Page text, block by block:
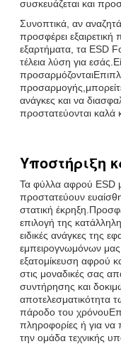
συσκευάζεται και
Συνοπτικά, αν
προσφέρει
εξαρτήματα, τα ESD
τέλεια λύση για
ανάγκες και να
προστατεύονται καλά
Υποστήριξη
Τα φύλλα αφρού ESD
προστατεύουν
στατική
επιλογή της
ειδικές ανάγκες της
εμπειρογνωμόνων μας
εξατομίκευση αφρού
στις μοναδικές σας
συντήρησης και
αποτελεσματικότητα
πάροδο του
πληροφορίες ή για να
την ομάδα τεχνικής